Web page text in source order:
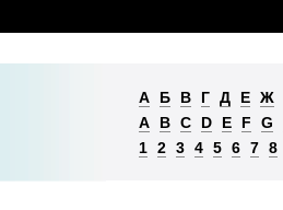
А Б В Г Д Е Ж
A
B C D E F G
1 2 3 4 5 6 7 8